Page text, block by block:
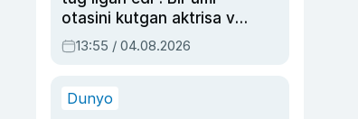
otasini kutgan aktrisa va
dublyaj ustasi Rimma
Ahmedovaning
13:55 / 04.08.2026
Dunyo